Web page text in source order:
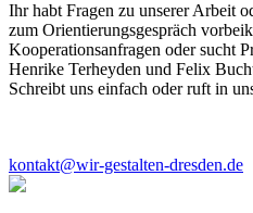
Ihr habt Fragen zu unserer Arbeit
zum Orientierungsgespräch
Kooperationsanfragen oder sucht
Henrike Terheyden und Felix
Schreibt uns einfach oder ruft in
kontakt@wir-gestalten-dresden.de